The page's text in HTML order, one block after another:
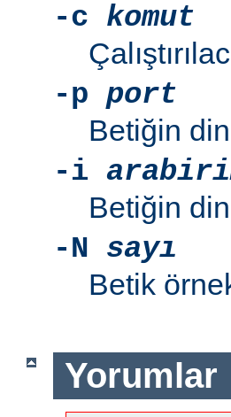
-c komut
-p port
Betiğin
-i
Betiğin
-N sayı
Betik
Yorumlar